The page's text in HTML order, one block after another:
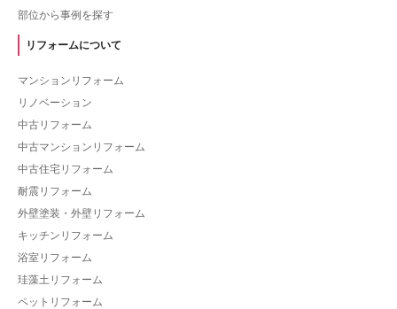
部位から事例を探す
リフォームについて
マンションリフォーム
リノベーション
中古リフォーム
中古マンションリフォーム
中古住宅リフォーム
耐震リフォーム
外壁塗装・外壁リフォーム
キッチンリフォーム
浴室リフォーム
珪藻土リフォーム
ペットリフォーム